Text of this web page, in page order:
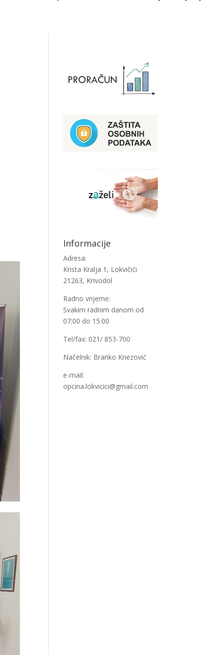
Informacije
Adresa:
Krista Kralja 1, Lokvičići
21263, Krivodol
Radno vrijeme:
Svakim radnim danom od
07:00 do 15:00
Tel/fax: 021/ 853-700
Načelnik: Branko Knezović
e-mail:
opcina.lokvicici@gmail.com